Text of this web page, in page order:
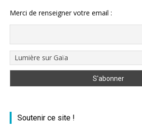
Merci de renseigner votre email :
Soutenir ce site !